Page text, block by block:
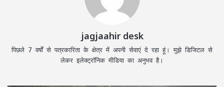
jagjaahir desk
पिछले 7 वर्षों से पत्रकारिता के क्षेत्र में अपनी सेवाएं दे रहा हूं। मुझे डिजिटल से
लेकर इलेक्ट्रॉनिक मीडिया का अनुभव है।